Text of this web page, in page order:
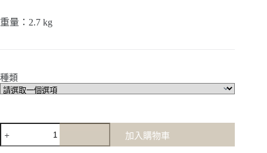
重量：2.7 kg
種類
加入購物車